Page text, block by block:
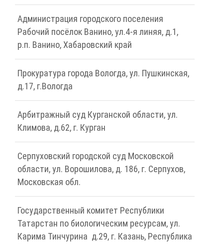
Администрация городского поселения
Рабочий посёлок Ванино, ул.4-я линяя, д.1,
р.п. Ванино, Хабаровский край
Прокуратура города Вологда, ул. Пушкинская,
д.17, г.Вологда
Арбитражный суд Курганской области, ул.
Климова, д.62, г. Курган
Серпуховский городской суд Московской
области, ул. Ворошилова, д. 186, г. Серпухов,
Московская обл.
Государственный комитет Республики
Татарстан по биологическим ресурсам, ул.
Карима Тинчурина д.29, г. Казань, Республика